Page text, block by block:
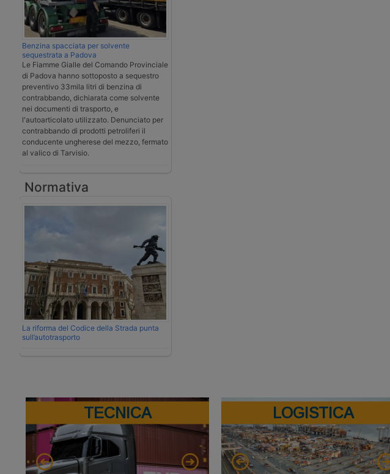
Benzina spacciata per solvente
sequestrata a Padova
Le Fiamme Gialle del Comando Provinciale
di Padova hanno sottoposto a sequestro
preventivo 33mila litri di benzina di
contrabbando, dichiarata come solvente
nei documenti di trasporto, e
l'autoarticolato utilizzato. Denunciato per
contrabbando di prodotti petroliferi il
conducente ungherese del mezzo, fermato
al valico di Tarvisio.
Normativa
La riforma del Codice della Strada punta
sull’autotrasporto
TECNICA LOGISTICA